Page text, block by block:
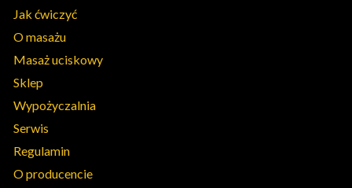
Jak ćwiczyć
O masażu
Masaż uciskowy
Sklep
Wypożyczalnia
Serwis
Regulamin
O producencie